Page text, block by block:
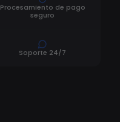
Procesamiento de pago
seguro
Soporte 24/7